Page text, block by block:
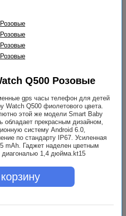
Q500 Розовые
gps часы телефон для детей
Watch Q500 фиолетового цвета.
этой же модели Smart Baby
обладает прекрасным дизайном,
систему Android 6.0,
по стандарту IP67. Усиленная
mAh. Гаджет наделен цветным
1,4 дюйма.kt15